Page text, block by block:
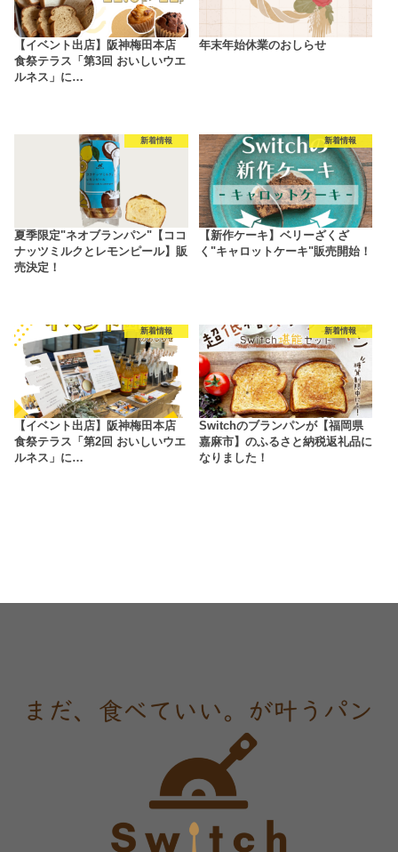
【イベント出店】阪神梅田本店
食祭テラス「第3回 おいしいウエ
ルネス」に…
年末年始休業のおしらせ
新着情報
夏季限定"ネオブランパン"【ココ
ナッツミルクとレモンピール】販
売決定！
新着情報
【新作ケーキ】ベリーざくざ
く"キャロットケーキ"販売開始！
新着情報
【イベント出店】阪神梅田本店
食祭テラス「第2回 おいしいウエ
ルネス」に…
新着情報
Switchのブランパンが【福岡県
嘉麻市】のふるさと納税返礼品に
なりました！